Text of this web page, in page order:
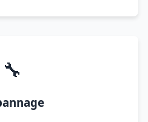
🔧